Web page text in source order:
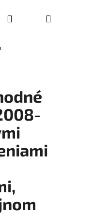
PrihlásenieNákupný